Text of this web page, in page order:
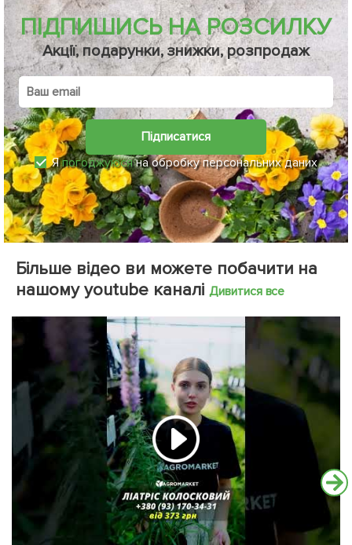
ПІДПИШИСЬ НА РОЗСИЛКУ
Акції, подарунки, знижки, розпродаж
Підписатися
Япогоджуюсяна обробку персональних даних
Більше відео ви можете побачити на
нашому youtube каналі Дивитися все